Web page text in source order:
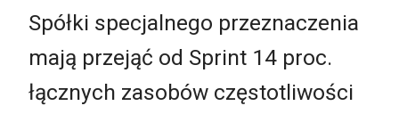
Spółki specjalnego przeznaczenia
mają przejąć od Sprint 14 proc.
łącznych zasobów częstotliwości